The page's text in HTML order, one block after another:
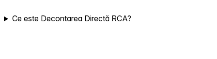
Ce este Decontarea Directă RCA?